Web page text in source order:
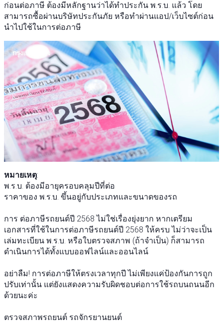
ก่อนต่อภาษี ต้องมีหลักฐานว่าได้ทำประกัน พ.ร.บ. แล้ว โดย
สามารถซื้อผ่านบริษัทประกันภัย หรือทำผ่านแอป/เว็บไซต์ก่อน
นำไปใช้ในการต่อภาษี
หมายเหตุ:
พ.ร.บ. ต้องมีอายุครอบคลุมปีที่ต่อ
ราคาของ พ.ร.บ. ขึ้นอยู่กับประเภทและขนาดของรถ
การ ต่อภาษีรถยนต์ปี 2568 ไม่ใช่เรื่องยุ่งยาก หากเตรียม
เอกสารที่ใช้ในการต่อภาษีรถยนต์ปี 2568 ให้ครบ ไม่ว่าจะเป็น
เล่มทะเบียน พ.ร.บ. หรือใบตรวจสภาพ (ถ้าจำเป็น) ก็สามารถ
ดำเนินการได้ทั้งแบบออฟไลน์และออนไลน์
อย่าลืม! การต่อภาษีให้ตรงเวลาทุกปี ไม่เพียงแค่ป้องกันการถูก
ปรับเท่านั้น แต่ยังแสดงความรับผิดชอบต่อการใช้รถบนถนนอีก
ด้วยนะค่ะ
ตรวจสภาพรถยนต์ รถจักรยานยนต์